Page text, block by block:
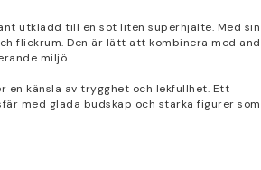
utklädd till en söt liten superhjälte. Med sin
flickrum. Den är lätt att kombinera med
miljö.
en känsla av trygghet och lekfullhet. Ett
med glada budskap och starka figurer som